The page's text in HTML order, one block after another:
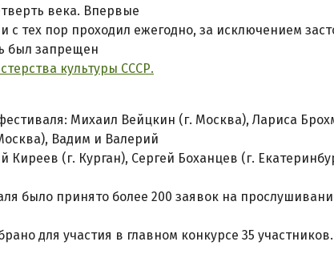
века. Впервые
с тех пор проходил ежегодно, за исключением
был запрещен
культуры СССР.
Михаил Вейцкин (г. Москва), Лариса
Вадим и Валерий
(г. Курган), Сергей Боханцев (г.
было принято более 200 заявок на
для участия в главном конкурсе 35 участников.